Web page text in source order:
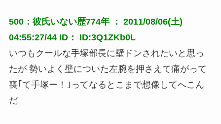
500：彼氏いない歴774年 ： 2011/08/06(土)
04:55:27/44 ID： ID:3Q1ZKb0L
いつもクールな手塚部長に壁ドンされたいと思っ
たが 勢いよく壁についた左腕を押さえて痛がって
喪｢て手塚ー！｣ってなるとこまで想像してへこん
だ